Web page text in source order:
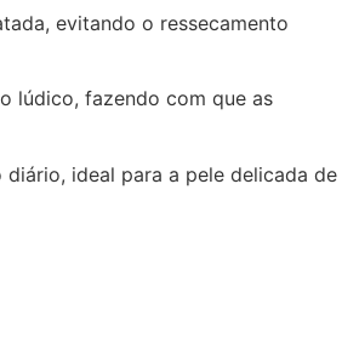
evitando o ressecamento
lúdico, fazendo com que as
ideal para a pele delicada de